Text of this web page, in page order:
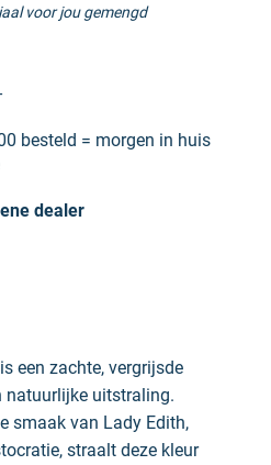
voor jou gemengd
besteld = morgen in huis
dealer
een zachte, vergrijsde
natuurlijke uitstraling.
smaak van Lady Edith,
straalt deze kleur